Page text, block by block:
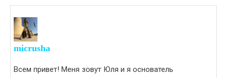
micrusha
Всем привет! Меня зовут Юля и я основатель